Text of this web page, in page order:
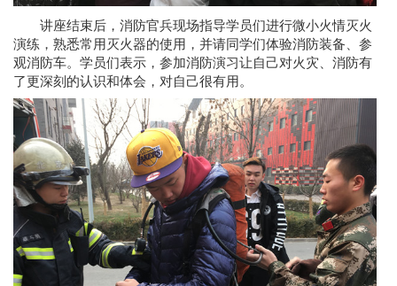
讲座结束后，消防官兵现场指导学员们进行微小火情灭火
演练，熟悉常用灭火器的使用，并请同学们体验消防装备、参
观消防车。学员们表示，参加消防演习让自己对火灾、消防有
了更深刻的认识和体会，对自己很有用。